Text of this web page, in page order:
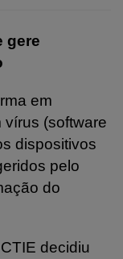
gere
em
vírus (software
dispositivos
pelo
do
decidiu